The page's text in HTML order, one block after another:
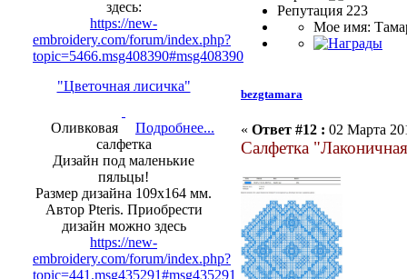
здесь:
https://new-
embroidery.com/forum/index.php?
topic=5466.msg408390#msg408390
"Цветочная лисичка"
Подробнее...
Оливковая
салфетка
Дизайн под маленькие
пяльцы!
Размер дизайна 109х164 мм.
Автор Pteris. Приобрести
дизайн можно здесь
https://new-
embroidery.com/forum/index.php?
topic=441.msg435291#msg435291
Репутация 223
Мое имя:
bezgtamara
« Ответ #12 : 02 Марта
Салфетка